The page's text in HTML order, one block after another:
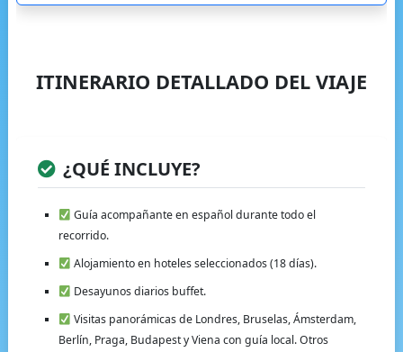
ITINERARIO DETALLADO DEL VIAJE
¿QUÉ INCLUYE?
Guía acompañante en español durante todo el
recorrido.
Alojamiento en hoteles seleccionados (18 días).
Desayunos diarios buffet.
Visitas panorámicas de Londres, Bruselas, Ámsterdam,
Berlín, Praga, Budapest y Viena con guía local. Otros